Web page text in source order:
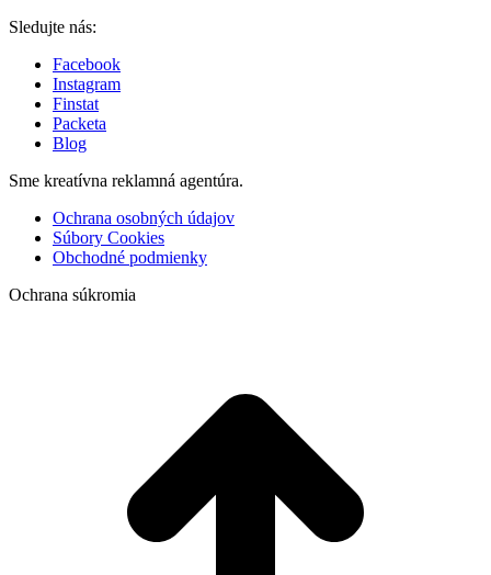
Sledujte nás:
Facebook
Instagram
Finstat
Packeta
Blog
Sme kreatívna reklamná agentúra.
Ochrana osobných údajov
Súbory Cookies
Obchodné podmienky
Ochrana súkromia